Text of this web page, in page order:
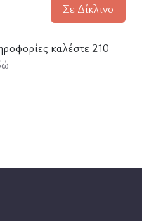
Σε Δίκλινο
καλέστε 210